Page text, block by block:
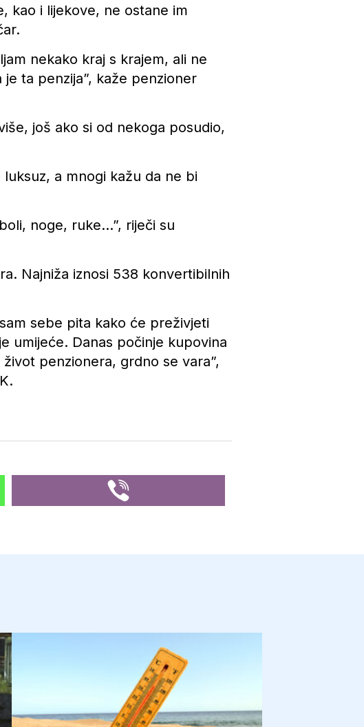
kao i lijekove, ne ostane im
nekako kraj s krajem, ali ne
ta penzija”, kaže penzioner
još ako si od nekoga posudio,
a mnogi kažu da ne bi
noge, ruke…”, riječi su
Najniža iznosi 538 konvertibilnih
sebe pita kako će preživjeti
umijeće. Danas počinje kupovina
penzionera, grdno se vara”,